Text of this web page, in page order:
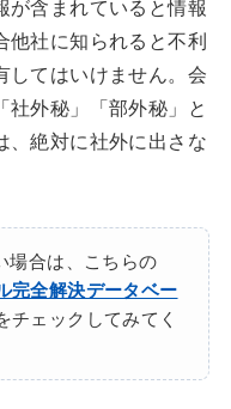
が含まれていると情報
他社に知られると不利
してはいけません。会
外秘」「部外秘」と
、絶対に社外に出さな
場合は、こちらの
完全解決データベー
チェックしてみてく